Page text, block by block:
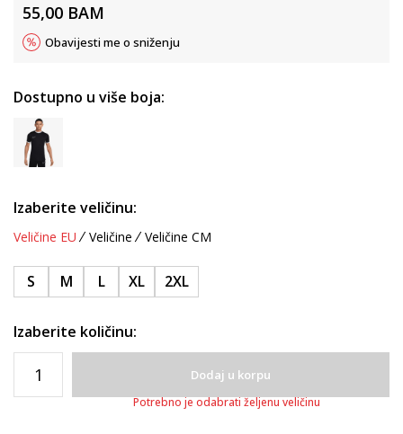
55,00 BAM
Obavijesti me o sniženju
Dostupno u više boja:
Izaberite veličinu:
Veličine EU Veličine Veličine CM
S M L XL 2XL
Izaberite količinu:
Dodaj u korpu
Potrebno je odabrati željenu veličinu